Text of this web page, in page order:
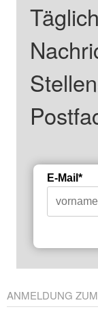
E-Mail*
ANMELDUNG